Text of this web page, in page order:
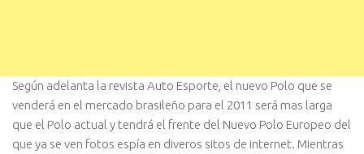
Según adelanta la revista Auto Esporte, el nuevo Polo que se
venderá en el mercado brasileño para el 2011 será mas larga
que el Polo actual y tendrá el frente del Nuevo Polo Europeo del
que ya se ven fotos espía en diveros sitos de internet. Mientras